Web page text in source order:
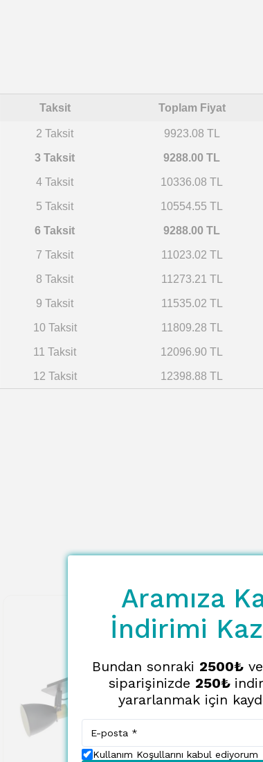
Taksit Toplam Fiyat
2 Taksit 9923.08 TL
3 Taksit 9288.00 TL
4 Taksit 10336.08 TL
5 Taksit 10554.55 TL
6 Taksit 9288.00 TL
7 Taksit 11023.02 TL
8 Taksit 11273.21 TL
9 Taksit 11535.02 TL
10 Taksit 11809.28 TL
11 Taksit 12096.90 TL
12 Taksit 12398.88 TL
Aramıza
İndirimi
Bundan sonraki 2500₺ve
siparişinizde 250₺
yararlanmak için
Kullanım Koşullarını kabul ediyorum